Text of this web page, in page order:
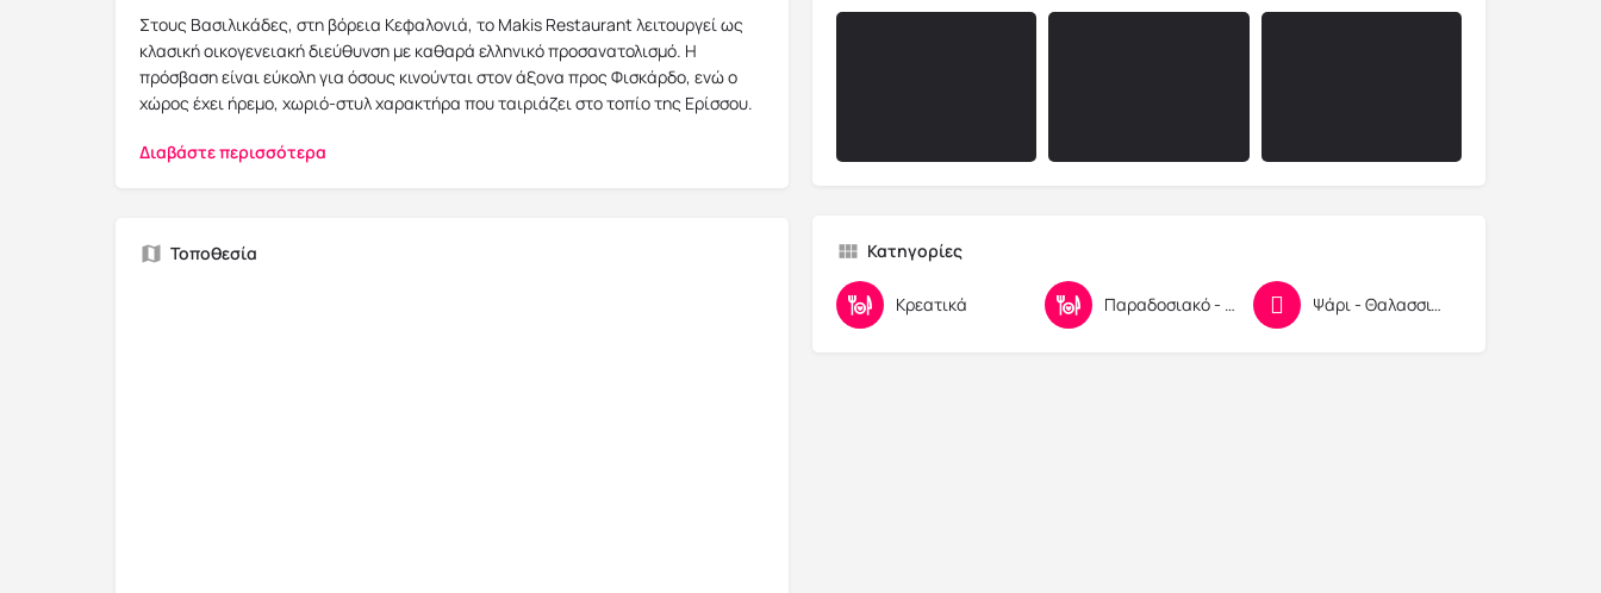
Στους Βασιλικάδες, στη βόρεια Κεφαλονιά, το Makis Restaurant λειτουργεί ως
κλασική οικογενειακή διεύθυνση με καθαρά ελληνικό προσανατολισμό. Η
πρόσβαση είναι εύκολη για όσους κινούνται στον άξονα προς Φισκάρδο, ενώ ο
χώρος έχει ήρεμο, χωριό-στυλ χαρακτήρα που ταιριάζει στο τοπίο της Ερίσσου.
Διαβάστε περισσότερα
Τοποθεσία Κατηγορίες
Κρεατικά Παραδοσιακό - Τοπικό φαγητό Ψάρι - Θαλασσινά